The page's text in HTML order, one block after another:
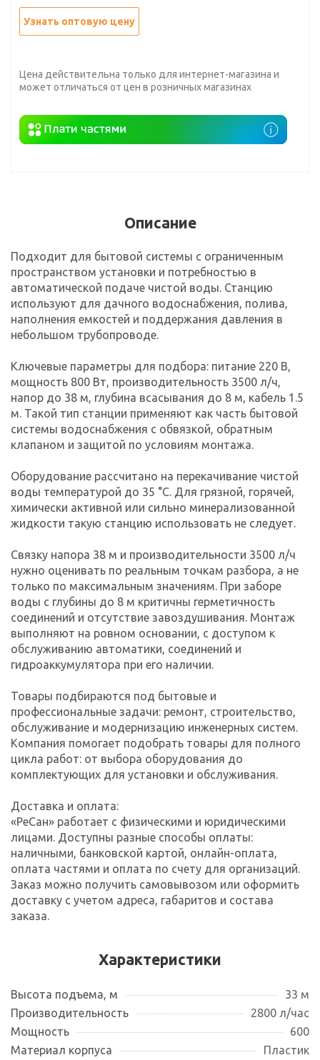
Узнать оптовую цену
Цена действительна только для интернет-магазина и
может отличаться от цен в розничных магазинах
Описание
Подходит для бытовой системы с ограниченным
пространством установки и потребностью в
автоматической подаче чистой воды. Станцию
используют для дачного водоснабжения, полива,
наполнения емкостей и поддержания давления в
небольшом трубопроводе.
Ключевые параметры для подбора: питание 220 В,
мощность 800 Вт, производительность 3500 л/ч,
напор до 38 м, глубина всасывания до 8 м, кабель 1.5
м. Такой тип станции применяют как часть бытовой
системы водоснабжения с обвязкой, обратным
клапаном и защитой по условиям монтажа.
Оборудование рассчитано на перекачивание чистой
воды температурой до 35 °C. Для грязной, горячей,
химически активной или сильно минерализованной
жидкости такую станцию использовать не следует.
Связку напора 38 м и производительности 3500 л/ч
нужно оценивать по реальным точкам разбора, а не
только по максимальным значениям. При заборе
воды с глубины до 8 м критичны герметичность
соединений и отсутствие завоздушивания. Монтаж
выполняют на ровном основании, с доступом к
обслуживанию автоматики, соединений и
гидроаккумулятора при его наличии.
Товары подбираются под бытовые и
профессиональные задачи: ремонт, строительство,
обслуживание и модернизацию инженерных систем.
Компания помогает подобрать товары для полного
цикла работ: от выбора оборудования до
комплектующих для установки и обслуживания.
Доставка и оплата:
«РеСан» работает с физическими и юридическими
лицами. Доступны разные способы оплаты:
наличными, банковской картой, онлайн-оплата,
оплата частями и оплата по счету для организаций.
Заказ можно получить самовывозом или оформить
доставку с учетом адреса, габаритов и состава
заказа.
Характеристики
Высота подъема, м
33 м
Производительность
2800 л/час
Мощность
600
Материал корпуса
Пластик